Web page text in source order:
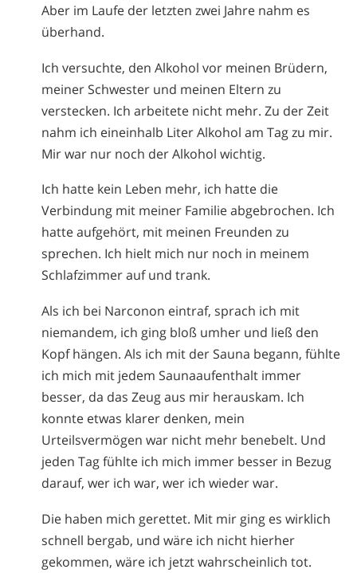
Aber im Laufe der letzten zwei Jahre nahm es
überhand.
Ich versuchte, den Alkohol vor meinen Brüdern,
meiner Schwester und meinen Eltern zu
verstecken. Ich arbeitete nicht mehr. Zu der Zeit
nahm ich eineinhalb Liter Alkohol am Tag zu mir.
Mir war nur noch der Alkohol wichtig.
Ich hatte kein Leben mehr, ich hatte die
Verbindung mit meiner Familie abgebrochen. Ich
hatte aufgehört, mit meinen Freunden zu
sprechen. Ich hielt mich nur noch in meinem
Schlafzimmer auf und trank.
Als ich bei Narconon eintraf, sprach ich mit
niemandem, ich ging bloß umher und ließ den
Kopf hängen. Als ich mit der Sauna begann, fühlte
ich mich mit jedem Saunaaufenthalt immer
besser, da das Zeug aus mir herauskam. Ich
konnte etwas klarer denken, mein
Urteilsvermögen war nicht mehr benebelt. Und
jeden Tag fühlte ich mich immer besser in Bezug
darauf, wer ich war, wer ich wieder war.
Die haben mich gerettet. Mit mir ging es wirklich
schnell bergab, und wäre ich nicht hierher
gekommen, wäre ich jetzt wahrscheinlich tot.